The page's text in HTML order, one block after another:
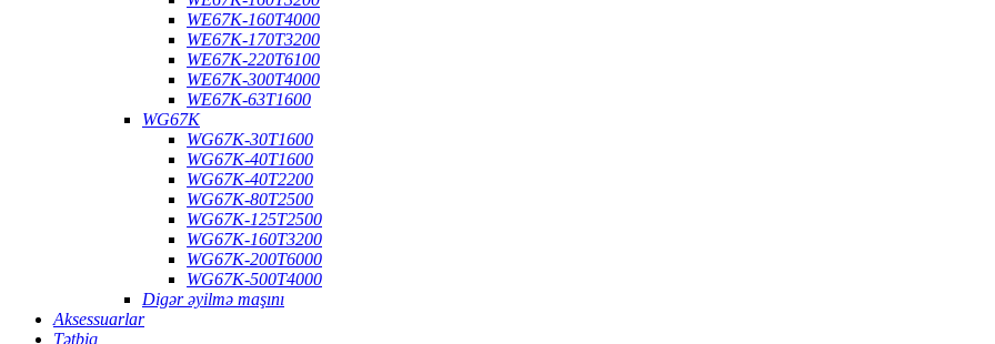
WE67K-160T4000
WE67K-170T3200
WE67K-220T6100
WE67K-300T4000
WE67K-63T1600
WG67K
WG67K-30T1600
WG67K-40T1600
WG67K-40T2200
WG67K-80T2500
WG67K-125T2500
WG67K-160T3200
WG67K-200T6000
WG67K-500T4000
Digər əyilmə maşını
Aksessuarlar
Tətbiq